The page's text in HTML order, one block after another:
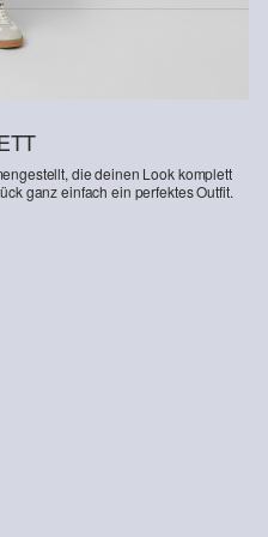
die deinen Look komplett
ganz einfach ein perfektes Outfit.